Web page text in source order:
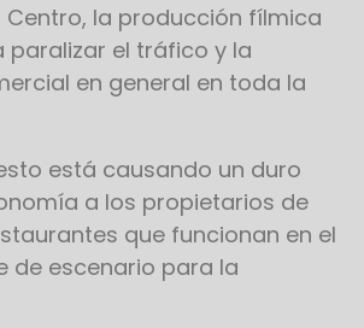
Centro, la producción fílmica
paralizar el tráfico y la
en general en toda la
está causando un duro
a los propietarios de
que funcionan en el
de escenario para la